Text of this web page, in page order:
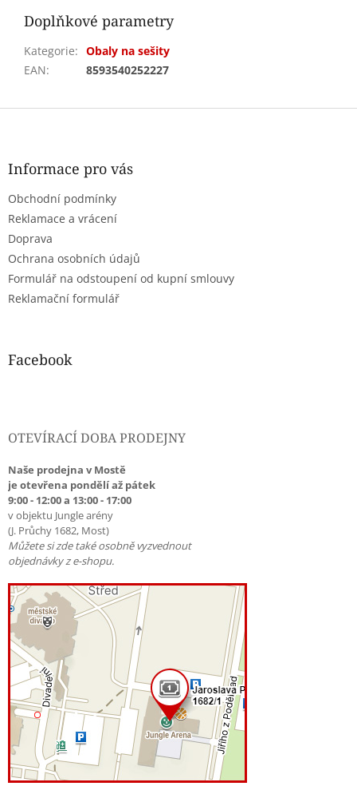
Doplňkové parametry
Kategorie: Obaly na sešity
EAN: 8593540252227
Z
Informace pro vás
Obchodní podmínky
Reklamace a vrácení
Doprava
Ochrana osobních údajů
Formulář na odstoupení od kupní smlouvy
Reklamační formulář
Facebook
OTEVÍRACÍ DOBA PRODEJNY
Naše prodejna v Mostě
je otevřena pondělí až pátek
9:00 - 12:00 a 13:00 - 17:00
v objektu Jungle arény
(J. Průchy 1682, Most)
Můžete si zde také osobně vyzvednout
objednávky z e-shopu.